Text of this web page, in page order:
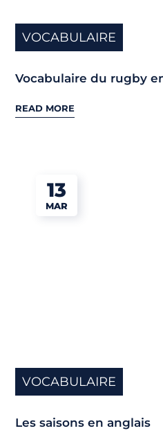
VOCABULAIRE
Vocabulaire du rugby
READ MORE
13
MAR
VOCABULAIRE
Les saisons en anglais